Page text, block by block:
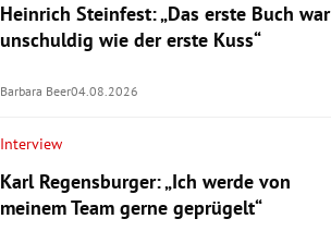
Heinrich Steinfest: „Das erste Buch war
unschuldig wie der erste Kuss“
Barbara Beer04.08.2026
Interview
Karl Regensburger: „Ich werde von
meinem Team gerne geprügelt“